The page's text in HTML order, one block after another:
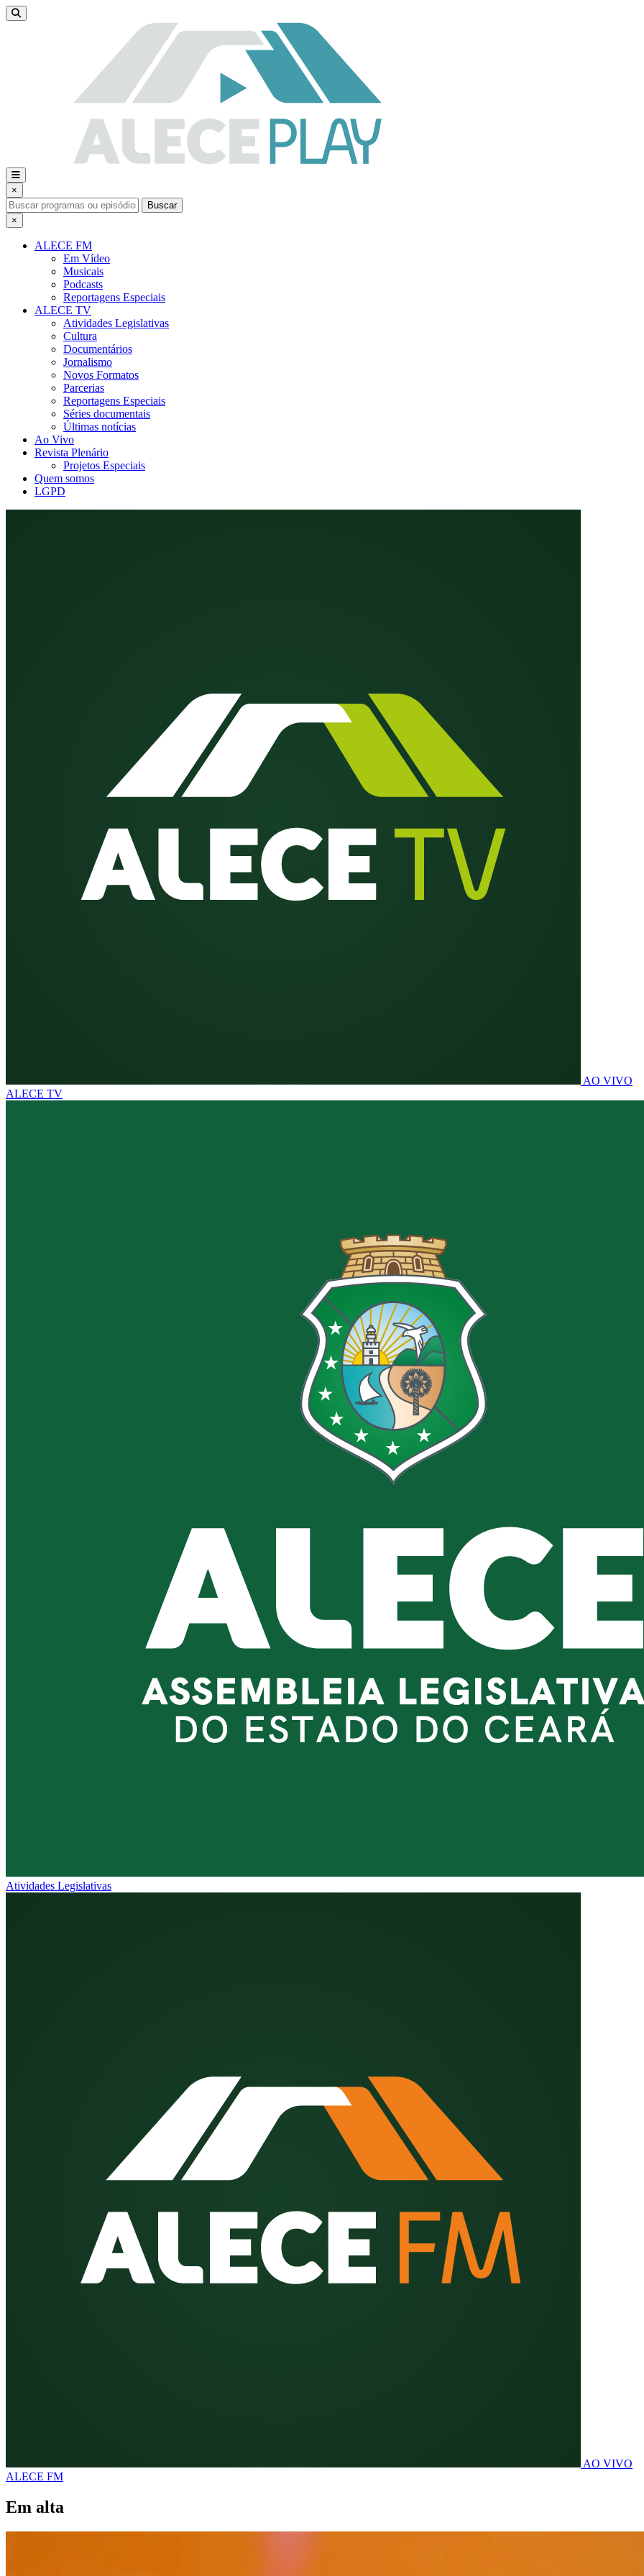
×
Buscar
×
ALECE FM
Em Vídeo
Musicais
Podcasts
Reportagens Especiais
ALECE TV
Atividades Legislativas
Cultura
Documentários
Jornalismo
Novos Formatos
Parcerias
Reportagens Especiais
Séries documentais
Últimas notícias
Ao Vivo
Revista Plenário
Projetos Especiais
Quem somos
LGPD
AO VIVO
ALECE TV
Atividades Legislativas
AO VIVO
ALECE FM
Em alta